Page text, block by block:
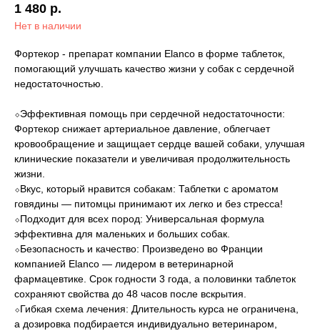
1 480 р.
Нет в наличии
Фортекор - препарат компании Elanco в форме таблеток,
помогающий улучшать качество жизни у собак с сердечной
недостаточностью.
⬦Эффективная помощь при сердечной недостаточности:
Фортекор снижает артериальное давление, облегчает
кровообращение и защищает сердце вашей собаки, улучшая
клинические показатели и увеличивая продолжительность
жизни.
⬦Вкус, который нравится собакам: Таблетки с ароматом
говядины — питомцы принимают их легко и без стресса!
⬦Подходит для всех пород: Универсальная формула
эффективна для маленьких и больших собак.
⬦Безопасность и качество: Произведено во Франции
компанией Elanco — лидером в ветеринарной
фармацевтике. Срок годности 3 года, а половинки таблеток
сохраняют свойства до 48 часов после вскрытия.
⬦Гибкая схема лечения: Длительность курса не ограничена,
а дозировка подбирается индивидуально ветеринаром,